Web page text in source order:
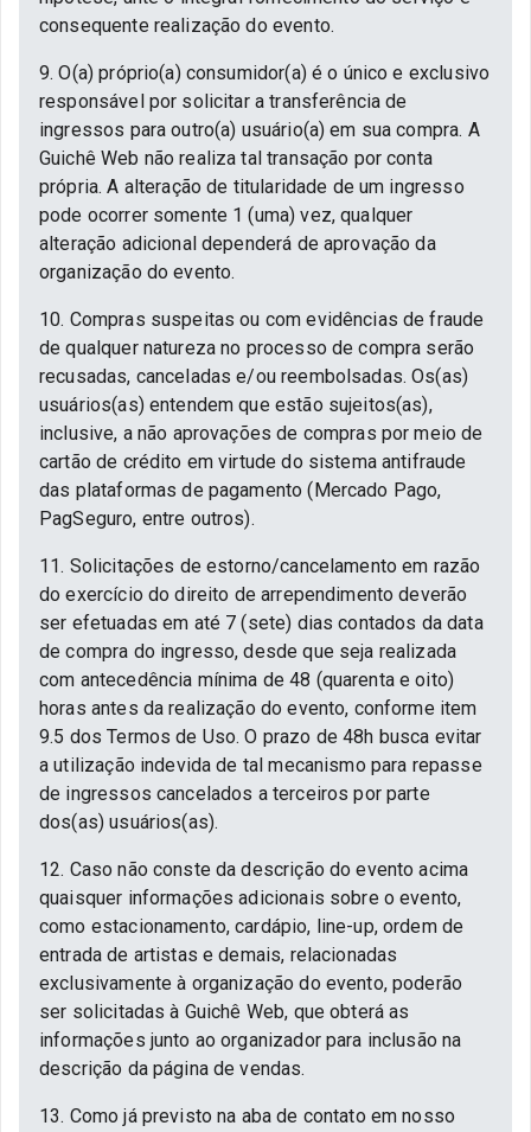
consequente realização do evento.
9. O(a) próprio(a) consumidor(a) é o único e exclusivo
responsável por solicitar a transferência de
ingressos para outro(a) usuário(a) em sua compra. A
Guichê Web não realiza tal transação por conta
própria. A alteração de titularidade de um ingresso
pode ocorrer somente 1 (uma) vez, qualquer
alteração adicional dependerá de aprovação da
organização do evento.
10. Compras suspeitas ou com evidências de fraude
de qualquer natureza no processo de compra serão
recusadas, canceladas e/ou reembolsadas. Os(as)
usuários(as) entendem que estão sujeitos(as),
inclusive, a não aprovações de compras por meio de
cartão de crédito em virtude do sistema antifraude
das plataformas de pagamento (Mercado Pago,
PagSeguro, entre outros).
11. Solicitações de estorno/cancelamento em razão
do exercício do direito de arrependimento deverão
ser efetuadas em até 7 (sete) dias contados da data
de compra do ingresso, desde que seja realizada
com antecedência mínima de 48 (quarenta e oito)
horas antes da realização do evento, conforme item
9.5 dos Termos de Uso. O prazo de 48h busca evitar
a utilização indevida de tal mecanismo para repasse
de ingressos cancelados a terceiros por parte
dos(as) usuários(as).
12. Caso não conste da descrição do evento acima
quaisquer informações adicionais sobre o evento,
como estacionamento, cardápio, line-up, ordem de
entrada de artistas e demais, relacionadas
exclusivamente à organização do evento, poderão
ser solicitadas à Guichê Web, que obterá as
informações junto ao organizador para inclusão na
descrição da página de vendas.
13. Como já previsto na aba de contato em nosso